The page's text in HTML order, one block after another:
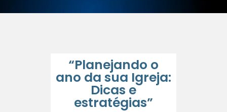
“Planejando o
ano da sua Igreja:
Dicas e
estratégias”